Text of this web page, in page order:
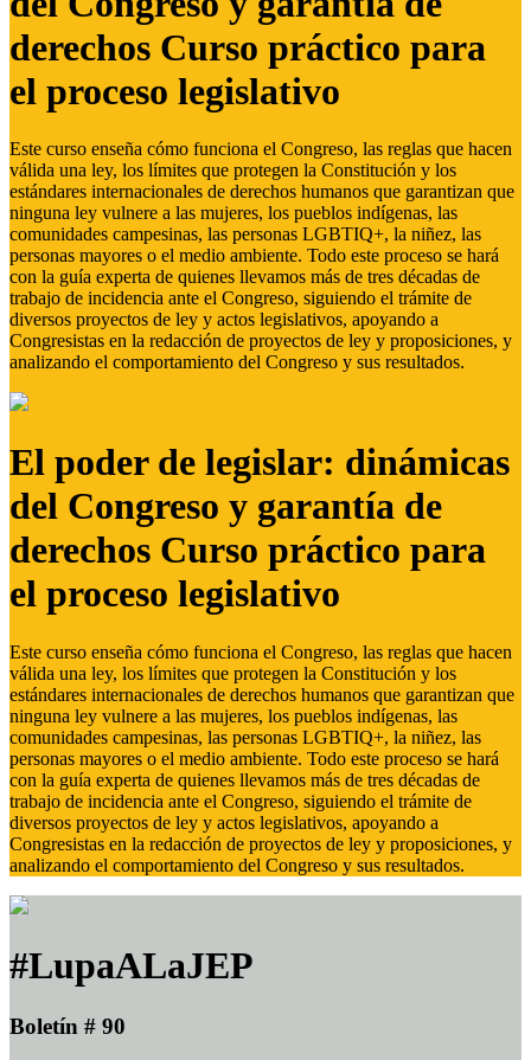
derechos Curso práctico para
el proceso legislativo
Este curso enseña cómo funciona el Congreso, las reglas que hacen
válida una ley, los límites que protegen la Constitución y los
estándares internacionales de derechos humanos que garantizan que
ninguna ley vulnere a las mujeres, los pueblos indígenas, las
comunidades campesinas, las personas LGBTIQ+, la niñez, las
personas mayores o el medio ambiente. Todo este proceso se hará
con la guía experta de quienes llevamos más de tres décadas de
trabajo de incidencia ante el Congreso, siguiendo el trámite de
diversos proyectos de ley y actos legislativos, apoyando a
Congresistas en la redacción de proyectos de ley y proposiciones, y
analizando el comportamiento del Congreso y sus resultados.
El poder de legislar: dinámicas
del Congreso y garantía de
derechos Curso práctico para
el proceso legislativo
Este curso enseña cómo funciona el Congreso, las reglas que hacen
válida una ley, los límites que protegen la Constitución y los
estándares internacionales de derechos humanos que garantizan que
ninguna ley vulnere a las mujeres, los pueblos indígenas, las
comunidades campesinas, las personas LGBTIQ+, la niñez, las
personas mayores o el medio ambiente. Todo este proceso se hará
con la guía experta de quienes llevamos más de tres décadas de
trabajo de incidencia ante el Congreso, siguiendo el trámite de
diversos proyectos de ley y actos legislativos, apoyando a
Congresistas en la redacción de proyectos de ley y proposiciones, y
analizando el comportamiento del Congreso y sus resultados.
#LupaALaJEP
Boletín # 90